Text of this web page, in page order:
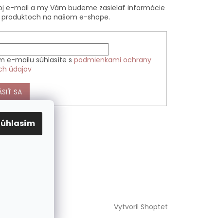
e-mail a my Vám budeme zasielať informácie
na našom e-shope.
e-mailu súhlasíte spodmienkami ochrany
údajov
SA
Vytvoril Shoptet